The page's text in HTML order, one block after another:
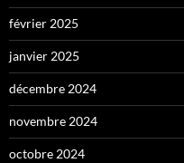
février 2025
janvier 2025
décembre 2024
novembre 2024
octobre 2024